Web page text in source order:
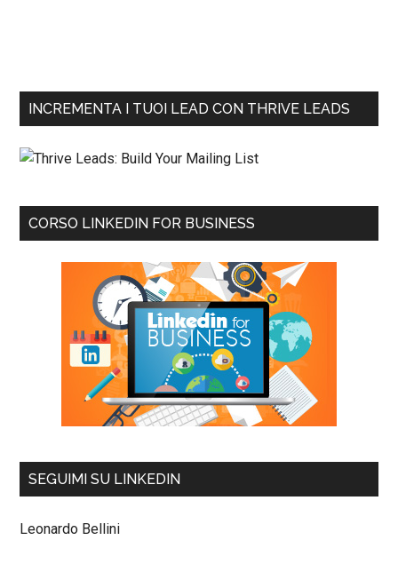
INCREMENTA I TUOI LEAD CON THRIVE LEADS
CORSO LINKEDIN FOR BUSINESS
SEGUIMI SU LINKEDIN
Leonardo Bellini